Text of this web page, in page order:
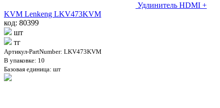
Удлинитель HDMI +
KVM Lenkeng LKV473KVM
код: 80399
шт
тг
Артикул-PartNumber: LKV473KVM
В упаковке: 10
Базовая единица: шт